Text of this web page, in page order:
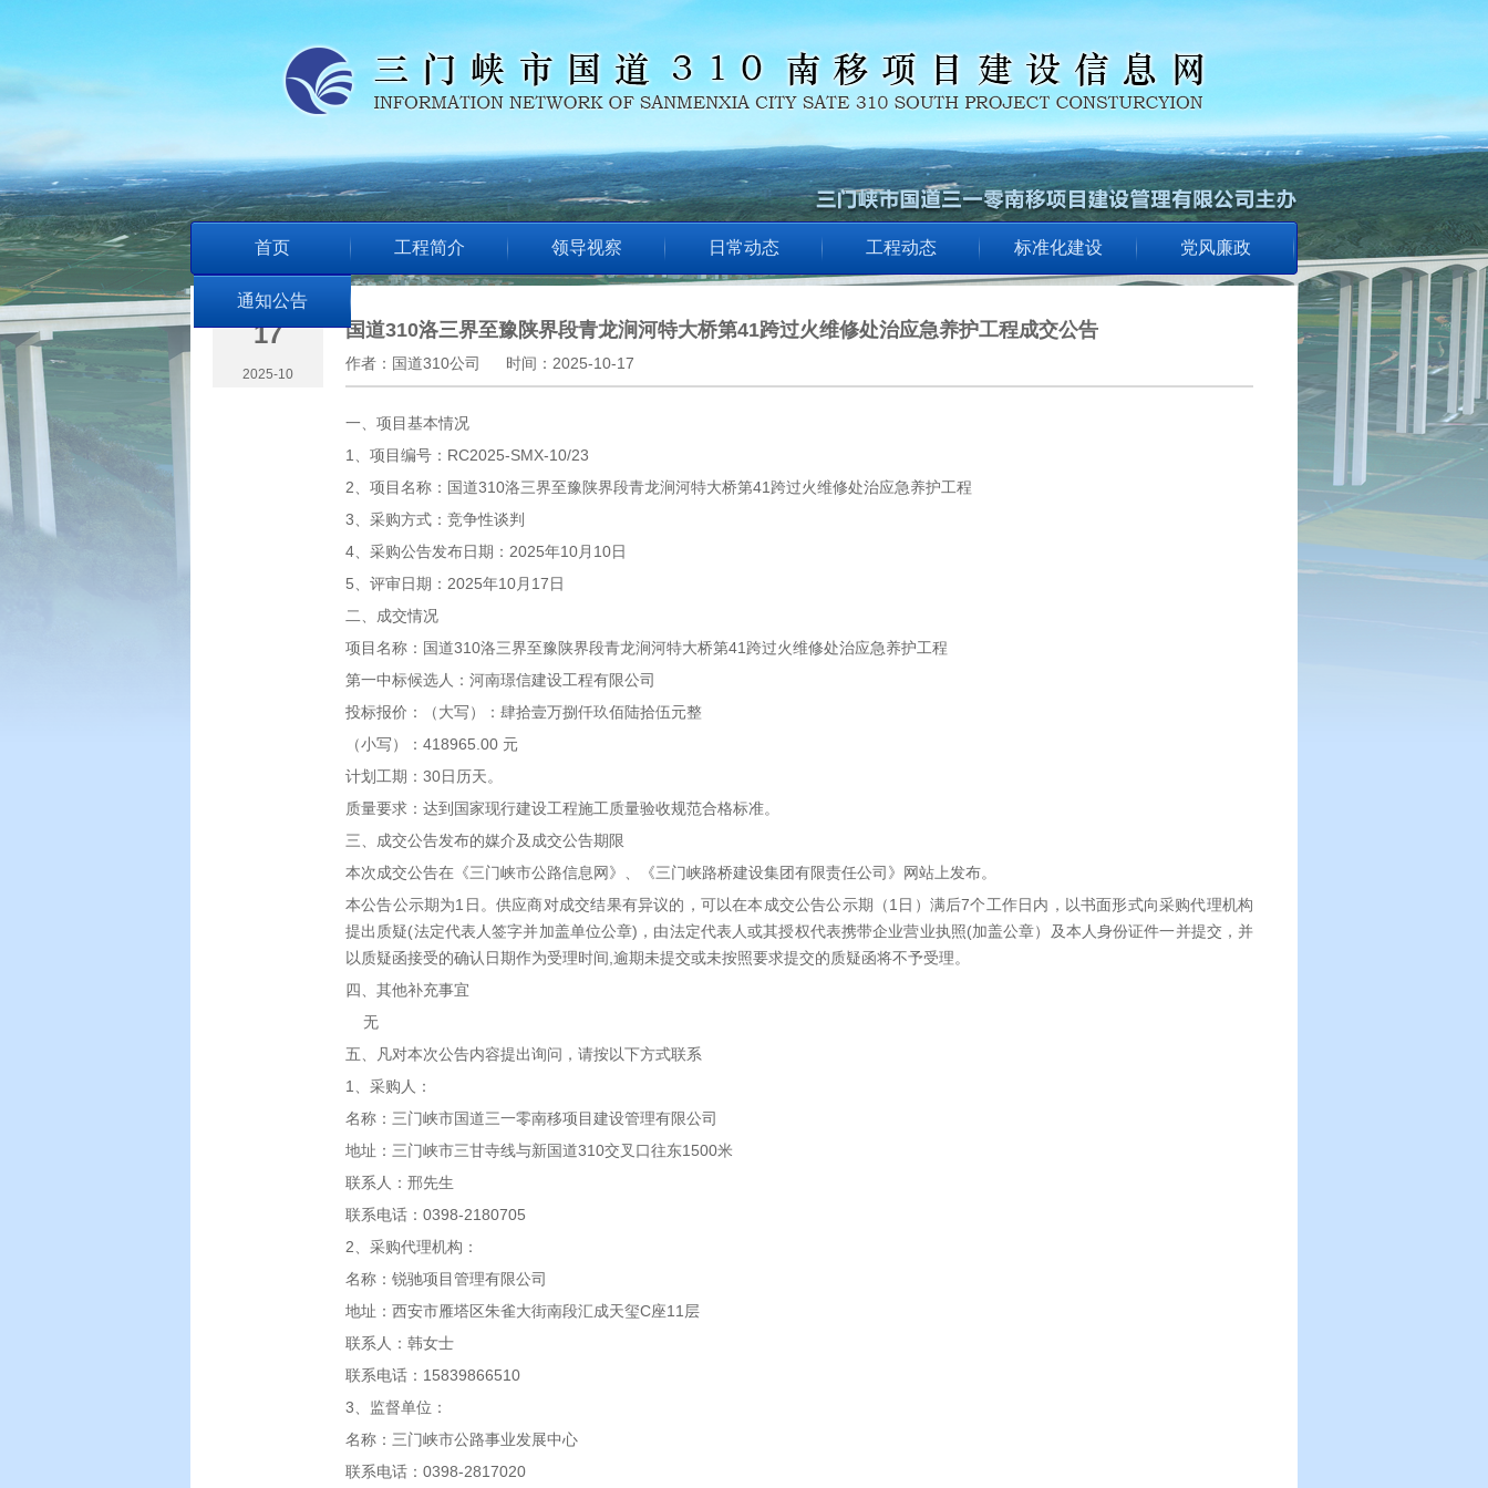
首页 工程简介 领导视察 日常动态 工程动态 标准化建设 党风廉政
通知公告
17
2025-10
国道310洛三界至豫陕界段青龙涧河特大桥第41跨过火维修处治应急养护工程成交公告
作者： 国道310公司 时间： 2025-10-17
一、项目基本情况
1、项目编号：RC2025-SMX-10/23
2、项目名称：国道310洛三界至豫陕界段青龙涧河特大桥第41跨过火维修处治应急养护工程
3、采购方式：竞争性谈判
4、采购公告发布日期：2025年10月10日
5、评审日期：2025年10月17日
二、成交情况
项目名称：国道310洛三界至豫陕界段青龙涧河特大桥第41跨过火维修处治应急养护工程
第一中标候选人：河南璟信建设工程有限公司
投标报价：（大写）：肆拾壹万捌仟玖佰陆拾伍元整
（小写）：418965.00 元
计划工期：30日历天。
质量要求：达到国家现行建设工程施工质量验收规范合格标准。
三、成交公告发布的媒介及成交公告期限
本次成交公告在《三门峡市公路信息网》、《三门峡路桥建设集团有限责任公司》网站上发布。
本公告公示期为1日。供应商对成交结果有异议的，可以在本成交公告公示期（1日）满后7个工作日内，以书面形式向采购代理机构
提出质疑(法定代表人签字并加盖单位公章)，由法定代表人或其授权代表携带企业营业执照(加盖公章）及本人身份证件一并提交，并
以质疑函接受的确认日期作为受理时间,逾期未提交或未按照要求提交的质疑函将不予受理。
四、其他补充事宜
无
五、凡对本次公告内容提出询问，请按以下方式联系
1、采购人：
名称：三门峡市国道三一零南移项目建设管理有限公司
地址：三门峡市三甘寺线与新国道310交叉口往东1500米
联系人：邢先生
联系电话：0398-2180705
2、采购代理机构：
名称：锐驰项目管理有限公司
地址：西安市雁塔区朱雀大街南段汇成天玺C座11层
联系人：韩女士
联系电话：15839866510
3、监督单位：
名称：三门峡市公路事业发展中心
联系电话：0398-2817020